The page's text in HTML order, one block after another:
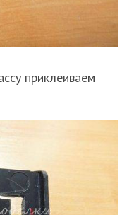
приклеиваем